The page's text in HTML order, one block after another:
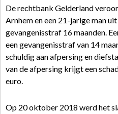
De rechtbank Gelderland
Arnhem en een 21-jarige man
gevangenisstraf 16 maanden.
een gevangenisstraf van 14
schuldig aan afpersing en
van de afpersing krijgt een
euro.
Op 20 oktober 2018 werd het